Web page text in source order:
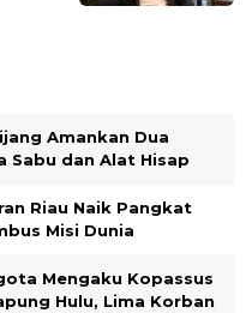
Amankan Dua
Sabu dan Alat Hisap
Riau Naik Pangkat
Misi Dunia
Mengaku Kopassus
Hulu, Lima Korban